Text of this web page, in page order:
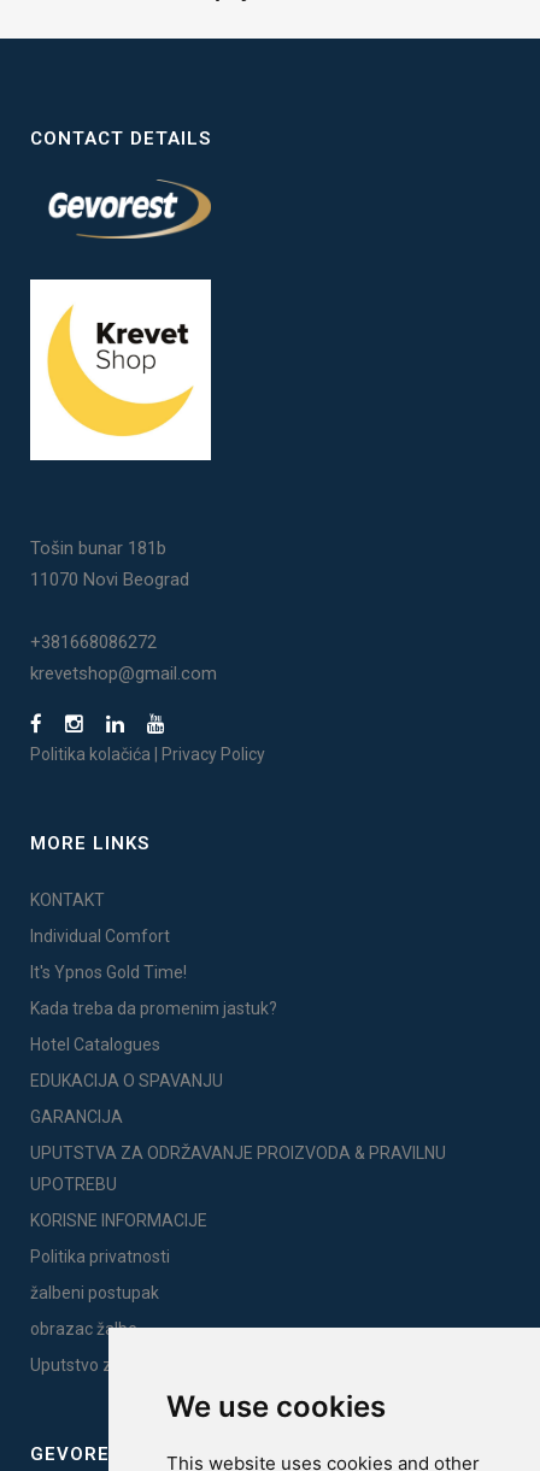
We use cookies
This website uses cookies and other
CONTACT DETAILS
Tošin bunar 181b
11070 Novi Beograd
+381668086272
krevetshop@gmail.com
Politika kolačića Privacy Policy
MORE LINKS
KONTAKT
Individual Comfort
It's Ypnos Gold Time!
Kada treba da promenim jastuk?
Hotel Catalogues
EDUKACIJA O SPAVANJU
GARANCIJA
UPUTSTVA ZA ODRŽAVANJE PROIZVODA & PRAVILNU
UPOTREBU
KORISNE INFORMACIJE
Politika privatnosti
žalbeni postupak
obrazac žalbe
Uputstvo za montažu
GEVOREST SLEEP QUALITY INDEX